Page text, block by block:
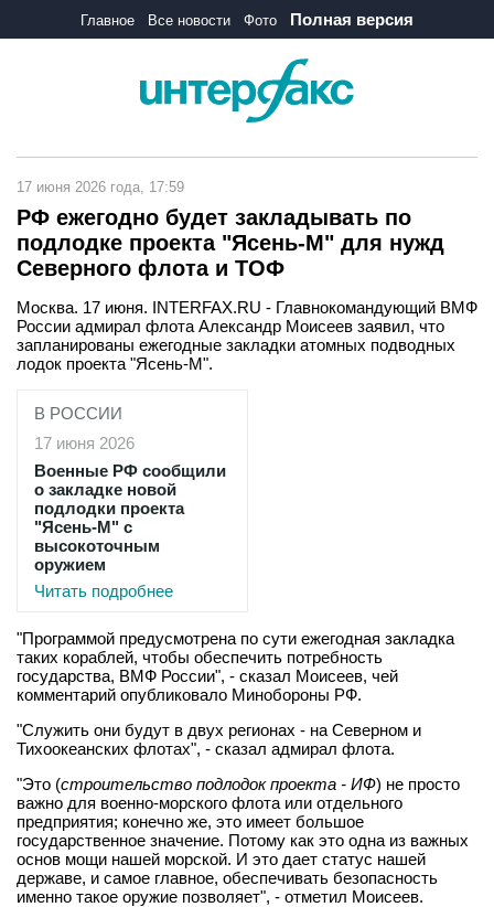
Главное Все новости Фото Полная версия
17 июня 2026 года, 17:59
РФ ежегодно будет закладывать по
подлодке проекта "Ясень-М" для нужд
Северного флота и ТОФ
Москва. 17 июня. INTERFAX.RU - Главнокомандующий ВМФ
России адмирал флота Александр Моисеев заявил, что
запланированы ежегодные закладки атомных подводных
лодок проекта "Ясень-М".
В РОССИИ
17 июня 2026
Военные РФ сообщили
о закладке новой
подлодки проекта
"Ясень-М" с
высокоточным
оружием
Читать подробнее
"Программой предусмотрена по сути ежегодная закладка
таких кораблей, чтобы обеспечить потребность
государства, ВМФ России", - сказал Моисеев, чей
комментарий опубликовало Минобороны РФ.
"Служить они будут в двух регионах - на Северном и
Тихоокеанских флотах", - сказал адмирал флота.
"Это (строительство подлодок проекта - ИФ) не просто
важно для военно-морского флота или отдельного
предприятия; конечно же, это имеет большое
государственное значение. Потому как это одна из важных
основ мощи нашей морской. И это дает статус нашей
державе, и самое главное, обеспечивать безопасность
именно такое оружие позволяет", - отметил Моисеев.